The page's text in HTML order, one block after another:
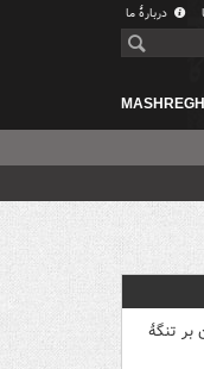
دربارهٔ ما
MASHREGH
بر تنگۀ